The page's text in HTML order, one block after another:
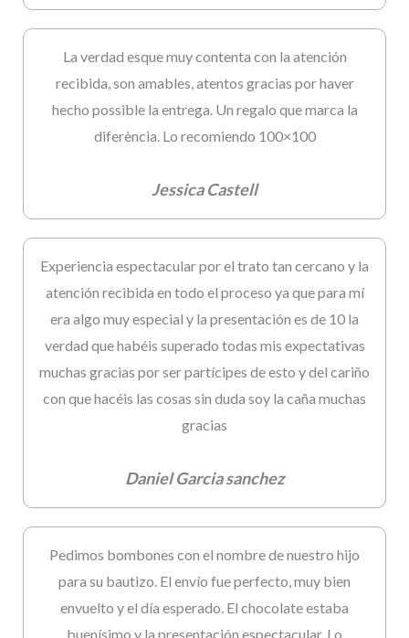
La verdad esque muy contenta con la atención
recibida, son amables, atentos gracias por haver
hecho possible la entrega. Un regalo que marca la
diferència. Lo recomiendo 100×100
Jessica Castell
Experiencia espectacular por el trato tan cercano y la
atención recibida en todo el proceso ya que para mí
era algo muy especial y la presentación es de 10 la
verdad que habéis superado todas mis expectativas
muchas gracias por ser partícipes de esto y del cariño
con que hacéis las cosas sin duda soy la caña muchas
gracias
Daniel Garcia sanchez
Pedimos bombones con el nombre de nuestro hijo
para su bautizo. El envío fue perfecto, muy bien
envuelto y el día esperado. El chocolate estaba
buenísimo y la presentación espectacular. Lo